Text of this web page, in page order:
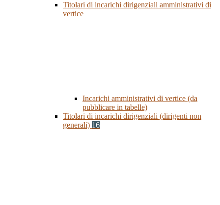
Titolari di incarichi dirigenziali amministrativi di
vertice
Incarichi amministrativi di vertice (da
pubblicare in tabelle)
Titolari di incarichi dirigenziali (dirigenti non
generali) 16